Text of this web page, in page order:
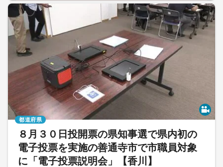
８月３０日投開票の県知事選で県内初の
電子投票を実施の善通寺市で市職員対象
に「電子投票説明会」【香川】
都道府県